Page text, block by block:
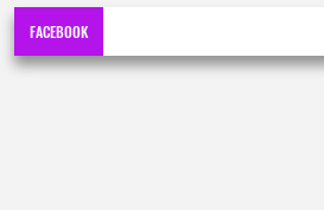
FACEBOOK